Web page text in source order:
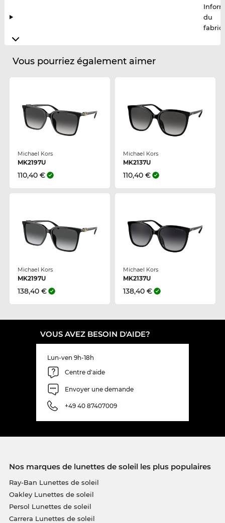
du
Vous pourriez également aimer
Michael Kors
MK2197U
110,40 €
Michael Kors
MK2137U
110,40 €
Michael Kors
MK2197U
138,40 €
Michael Kors
MK2137U
138,40 €
VOUS AVEZ BESOIN D'AIDE?
Lun-ven 9h-18h
Centre d'aide
Envoyer une demande
+49 40 87407009
Nos marques de lunettes de soleil les plus populaires
Ray-Ban Lunettes de soleil
Oakley Lunettes de soleil
Persol Lunettes de soleil
Carrera Lunettes de soleil